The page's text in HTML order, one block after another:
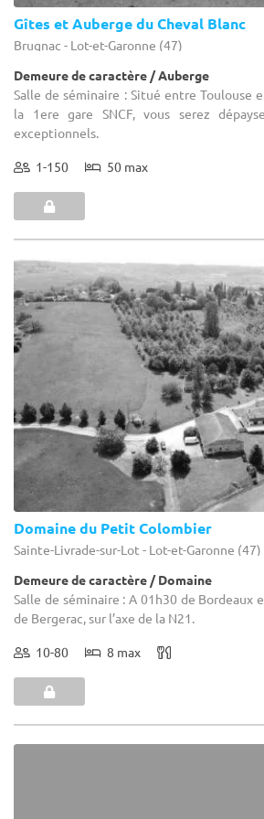
Gîtes et Auberge du Cheval Blanc
Brugnac - Lot-et-Garonne (47)
Demeure de caractère / Auberge
Salle de séminaire : Situé entre Toulouse
la 1ere gare SNCF, vous serez
exceptionnels.
1-150 50 max
Domaine du Petit Colombier
Sainte-Livrade-sur-Lot - Lot-et-Garonne (47)
Demeure de caractère / Domaine
Salle de séminaire : A 01h30 de Bordeaux
de Bergerac, sur l’axe de la N21.
10-80 8 max